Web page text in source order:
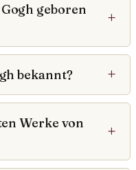
geboren
bekannt?
Werke von